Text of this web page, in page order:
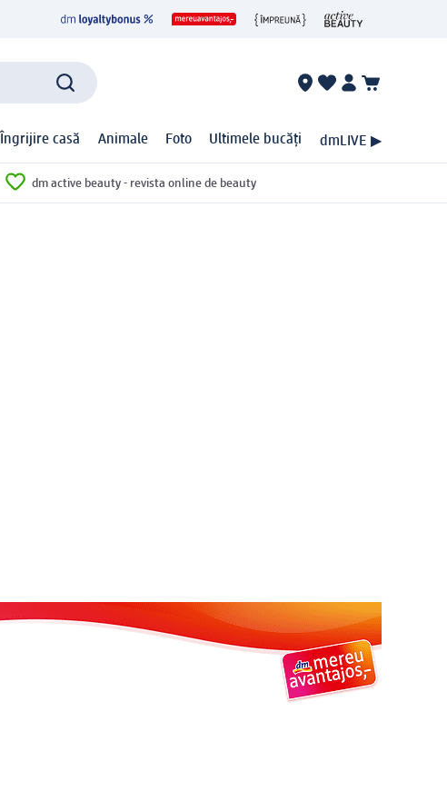
Îngrijire casă Animale Foto Ultimele bucăți dmLIVE ▶
dm active beauty - revista online de beauty